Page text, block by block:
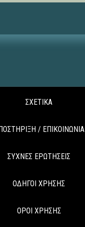
ΣΧΕΤΙΚΑ
/ ΕΠΙΚΟΙΝΩΝΙΑ
ΣΥΧΝΕΣ ΕΡΩΤΗΣΕΙΣ
ΟΔΗΓΟΙ ΧΡΗΣΗΣ
ΟΡΟΙ ΧΡΗΣΗΣ